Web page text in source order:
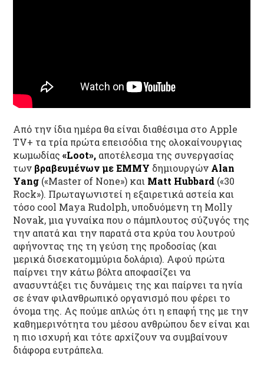
Από την ίδια ημέρα θα είναι διαθέσιμα στο Apple
TV+ τα τρία πρώτα επεισόδια της ολοκαίνουργιας
κωμωδίας«Loot», αποτέλεσμα της συνεργασίας
των βραβευμένων με ΕΜΜΥ δημιουργών Alan
Yang («Master of None») και Matt Hubbard («30
Rock»). Πρωταγωνιστεί η εξαιρετικά αστεία και
τόσο cool Maya Rudolph, υποδυόμενη τη Molly
Novak, μια γυναίκα που ο πάμπλουτος σύζυγός της
την απατά και την παρατά στα κρύα του λουτρού
αφήνοντας της τη γεύση της προδοσίας (και
μερικά δισεκατομμύρια δολάρια). Αφού πρώτα
παίρνει την κάτω βόλτα αποφασίζει να
ανασυντάξει τις δυνάμεις της και παίρνει τα ηνία
σε έναν φιλανθρωπικό οργανισμό που φέρει το
όνομα της. Ας πούμε απλώς ότι η επαφή της με την
καθημερινότητα του μέσου ανθρώπου δεν είναι και
η πιο ισχυρή και τότε αρχίζουν να συμβαίνουν
διάφορα ευτράπελα.